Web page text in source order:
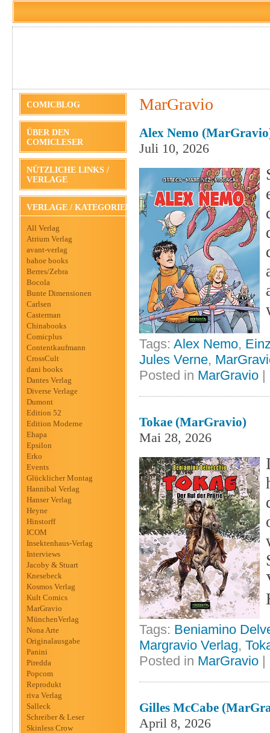
COMICBLOG
ÜBER DEN
COMICLESER
NÜTZLICHE LINKS /
VERLAGE
VERLAGE / KATEGORIEN
All Verlag
Atrium Verlag
avant-verlag
bahoe books
Berres/Zebra
Bocola
Bunte Dimensionen
Carlsen
Casterman
Chinabooks
Comicplus
Contentkaufmann
CrossCult
dani books
Dantes Verlag
Diverse Verlage
Dumont
Edition 52
Edition Moderne
Ehapa
Epsilon
Erko
Events
Glücklicher Montag
Hannibal Verlag
Hanser Verlag
Heyne
Hinstorff
ICOM
Insektenhaus-Verlag
Interviews
Jacoby & Stuart
Knesebeck
Kosmos Verlag
Kult Comics
MarGravio
MünchenVerlag
Nona Arte
Originalausgabe
Panini
Piredda
Popcom
Reprodukt
riva Verlag
Salleck
Schreiber & Leser
Skinless Crow
MarGravio
Alex Nemo
Juli 10, 2026
Tags: Alex Nemo,
Jules Verne,
Posted in MarGravio |
Tokae (MarGravio)
Mai 28, 2026
Tags: Beniamino
Margravio Verlag,
Posted in MarGravio
Gilles McCabe
April 8, 2026